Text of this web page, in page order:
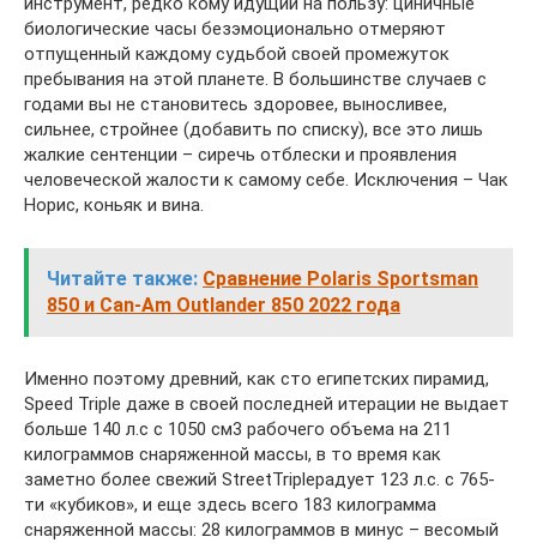
биологические часы безэмоционально отмеряют
отпущенный каждому судьбой своей промежуток
пребывания на этой планете. В большинстве случаев с
годами вы не становитесь здоровее, выносливее,
сильнее, стройнее (добавить по списку), все это лишь
жалкие сентенции – сиречь отблески и проявления
человеческой жалости к самому себе. Исключения – Чак
Норис, коньяк и вина.
Читайте также: Сравнение Polaris Sportsman
850 и Can-Am Outlander 850 2022 года
Именно поэтому древний, как сто египетских пирамид,
Speed Triple даже в своей последней итерации не выдает
больше 140 л.с с 1050 см3 рабочего объема на 211
килограммов снаряженной массы, в то время как
заметно более свежий StreetTripleрадует 123 л.с. с 765-
ти «кубиков», и еще здесь всего 183 килограмма
снаряженной массы: 28 килограммов в минус – весомый